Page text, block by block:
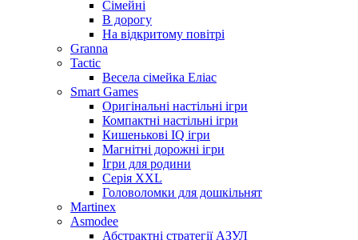
Сімейні
В дорогу
На відкритому повітрі
Granna
Tactic
Весела сімейка Еліас
Smart Games
Оригінальні настільні ігри
Компактні настільні ігри
Кишенькові IQ ігри
Магнітні дорожні ігри
Ігри для родини
Серія XXL
Головоломки для дошкільнят
Martinex
Asmodee
Абстрактні стратегії АЗУЛ